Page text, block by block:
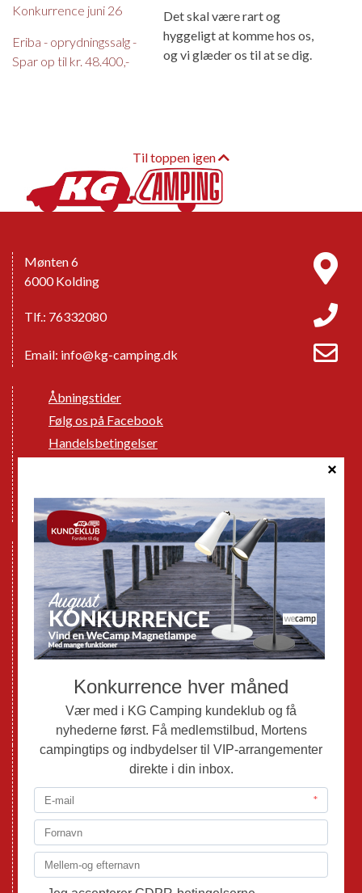
Konkurrence juni 26
Eriba - oprydningssalg -
Spar op til kr. 48.400,-
Det skal være rart og
hyggeligt at komme hos os,
og vi glæder os til at se dig.
Til toppen igen
Mønten 6
6000 Kolding
Tlf.: 76332080
Email: info@kg-camping.dk
Åbningstider
Følg os på Facebook
Handelsbetingelser
GPDR - Optagelse af foto og video
Nye Campingvogne
Nye Autocampere og Vans
Brugte Campingvogne
Brugte Autocampere og Vans
Webshop
Mortens Campingtips
KG Camping Kundeklub
Nyheder
Adria
Adria Autocampere
Eriba
Fendt
Hobby